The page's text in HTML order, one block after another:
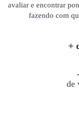
avaliar e encontrar
fazendo com
+
de